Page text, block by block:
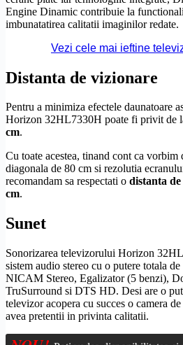
Engine Dinamic contribuie la
imbunatatirea calitatii imaginilor redate.
Vezi cele mai ieftine
Distanta de vizionare
Pentru a minimiza efectele daunatoare
Horizon 32HL7330H poate fi privit de
cm.
Cu toate acestea, tinand cont ca
diagonala de 80 cm si rezolutia
recomandam sa respectati o distanta
cm.
Sunet
Sonorizarea televizorului Horizon
sistem audio stereo cu o putere totala
NICAM Stereo, Egalizator (5 benzi),
TruSurround si DTS HD. Desi are o
televizor acopera cu succes o camera
avea pretentii in privinta calitatii.